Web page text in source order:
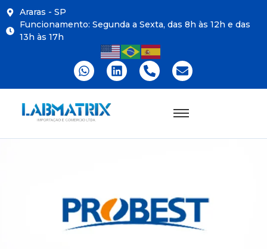
Araras - SP
Funcionamento: Segunda a Sexta, das 8h às 12h e das
13h às 17h